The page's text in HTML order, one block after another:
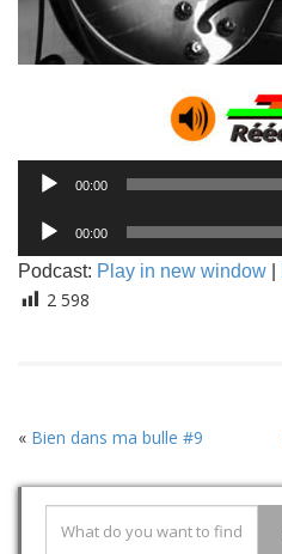
Lecteur
audio
00:00
Lecteur
audio
00:00
Podcast: Play in new window
2 598
« Bien dans ma bulle #9